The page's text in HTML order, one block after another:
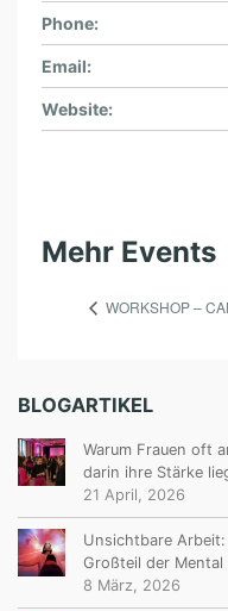
Phone:
Email:
Website:
Mehr Events
WORKSHOP –
BLOGARTIKEL
Warum Frauen oft
darin ihre Stärke
21 April, 2026
Unsichtbare Arbeit:
Großteil der Mental
8 März, 2026